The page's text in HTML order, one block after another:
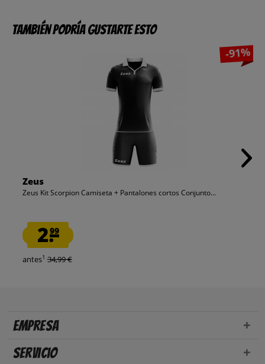
También podría gustarte esto
-91%
Zeus
Zeus Kit Scorpion Camiseta + Pantalones cortos Conjunto...
2.99
antes1 34,99 €
Empresa
Servicio